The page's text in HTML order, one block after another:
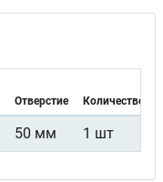
Отверстие Количество в
50 мм 1 шт